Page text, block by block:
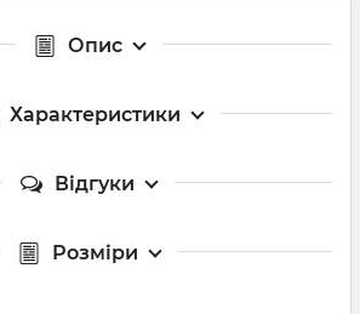
Опис
Характеристики
Відгуки
Розміри